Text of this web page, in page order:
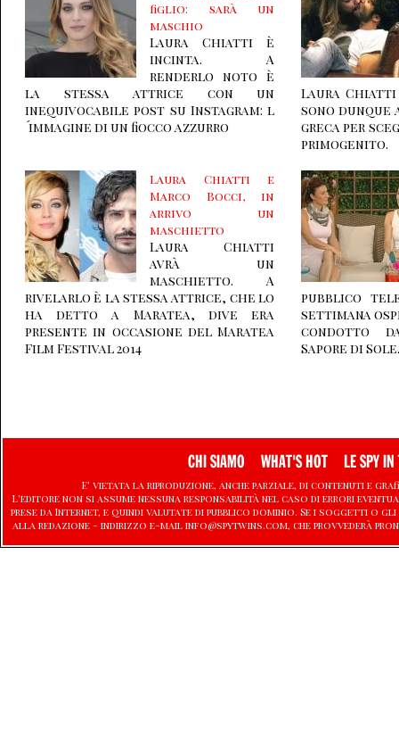
figlio: sarà un
maschio
Laura Chiatti è
incinta. A
renderlo noto è
la stessa attrice con un
inequivocabile post su Instagram: l
´immagine di un fiocco azzurro
Laura Chiatti
sono
greca per
primogenito.
Laura Chiatti e
Marco Bocci, in
arrivo un
maschietto
Laura Chiatti
avrà un
maschietto. A
rivelarlo è la stessa attrice, che lo
ha detto a Maratea, dive era
presente in occasione del Maratea
Film Festival 2014
pubblico
settimana
condotto
Sapore di Sole.
CHI SIAMO WHAT'S HOT LE SPY IN
E' vietata la riproduzione, anche parziale, di contenuti e
L'editore non si assume nessuna responsabilità nel caso di errori
prese da Internet, e quindi valutate di pubblico dominio. Se i soggetti
alla redazione - indirizzo e-mail info@spytwins.com, che provvederà